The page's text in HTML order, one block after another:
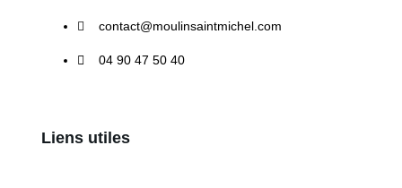
contact@moulinsaintmichel.com
04 90 47 50 40
Liens utiles